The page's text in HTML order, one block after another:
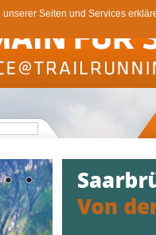
Seiten und Services